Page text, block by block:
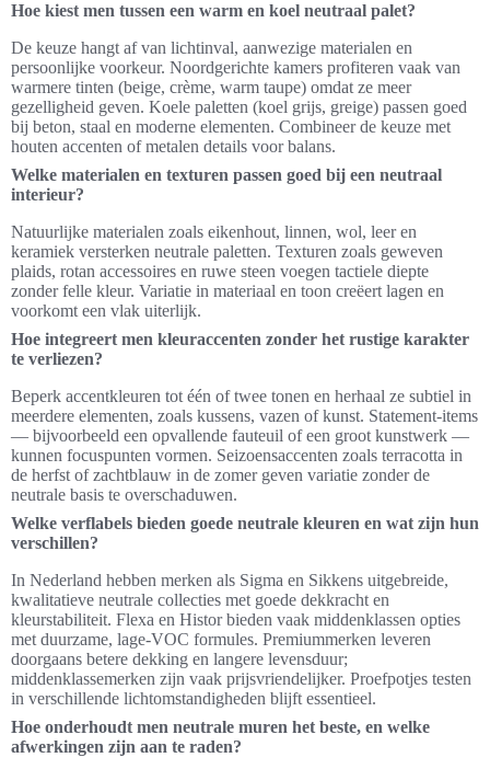
Hoe kiest men tussen een warm en koel neutraal palet?
De keuze hangt af van lichtinval, aanwezige materialen en
persoonlijke voorkeur. Noordgerichte kamers profiteren vaak van
warmere tinten (beige, crème, warm taupe) omdat ze meer
gezelligheid geven. Koele paletten (koel grijs, greige) passen goed
bij beton, staal en moderne elementen. Combineer de keuze met
houten accenten of metalen details voor balans.
Welke materialen en texturen passen goed bij een neutraal
interieur?
Natuurlijke materialen zoals eikenhout, linnen, wol, leer en
keramiek versterken neutrale paletten. Texturen zoals geweven
plaids, rotan accessoires en ruwe steen voegen tactiele diepte
zonder felle kleur. Variatie in materiaal en toon creëert lagen en
voorkomt een vlak uiterlijk.
Hoe integreert men kleuraccenten zonder het rustige karakter
te verliezen?
Beperk accentkleuren tot één of twee tonen en herhaal ze subtiel in
meerdere elementen, zoals kussens, vazen of kunst. Statement-items
— bijvoorbeeld een opvallende fauteuil of een groot kunstwerk —
kunnen focuspunten vormen. Seizoensaccenten zoals terracotta in
de herfst of zachtblauw in de zomer geven variatie zonder de
neutrale basis te overschaduwen.
Welke verflabels bieden goede neutrale kleuren en wat zijn hun
verschillen?
In Nederland hebben merken als Sigma en Sikkens uitgebreide,
kwalitatieve neutrale collecties met goede dekkracht en
kleurstabiliteit. Flexa en Histor bieden vaak middenklassen opties
met duurzame, lage-VOC formules. Premiummerken leveren
doorgaans betere dekking en langere levensduur;
middenklassemerken zijn vaak prijsvriendelijker. Proefpotjes testen
in verschillende lichtomstandigheden blijft essentieel.
Hoe onderhoudt men neutrale muren het beste, en welke
afwerkingen zijn aan te raden?